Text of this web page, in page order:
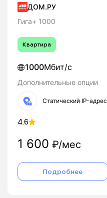
ДОМ.РУ
Гига+ 1000
Квартира
1000Мбит/с
Дополнительные опции
Статический IP-адрес
4.6
1 600 ₽/мес
Подробнее